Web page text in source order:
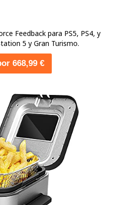
Feedback para PS5, PS4, y
5 y Gran Turismo.
668,99 €